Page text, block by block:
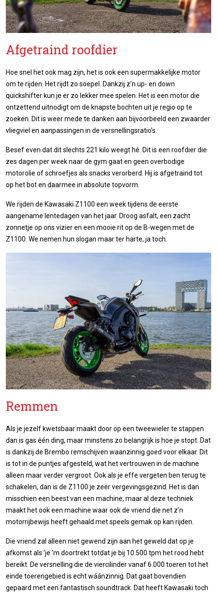
Afgetraind roofdier
Hoe snel het ook mag zijn, het is ook een supermakkelijke motor
om te rijden. Het rijdt zo soepel. Dankzij z’n up- en down
quickshifter kun je er zo lekker mee spelen. Het is een motor die
ontzettend uitnodigt om de knapste bochten uit je regio op te
zoeken. Dit is weer mede te danken aan bijvoorbeeld een zwaarder
vliegviel en aanpassingen in de versnellingsratio’s.
Besef even dat dit slechts 221 kilo weegt hé. Dit is een roofdier die
zes dagen per week naar de gym gaat en geen overbodige
motorolie of schroefjes als snacks verorberd. Hij is afgetraind tot
op het bot en daarmee in absolute topvorm.
We rijden de Kawasaki Z1100 een week tijdens de eerste
aangename lentedagen van het jaar. Droog asfalt, een zacht
zonnetje op ons vizier en een mooie rit op de B-wegen met de
Z1100. We nemen hun slogan maar ter harte, ja toch.
Remmen
Als je jezelf kwetsbaar maakt door op een tweewieler te stappen
dan is gas één ding, maar minstens zo belangrijk is hoe je stopt. Dat
is dankzij de Brembo remschijven waanzinnig goed voor elkaar. Dit
is tot in de puntjes afgesteld, wat het vertrouwen in de machine
alleen maar verder vergroot. Ook als je effe vergeten ben terug te
schakelen, dan is de Z1100 je zeer vergevingsgezind. Het is dan
misschien een beest van een machine, maar al deze techniek
maakt het ook een machine waar ook de vriend die net z’n
motorrijbewijs heeft gehaald met speels gemak op kan rijden.
Die vriend zal alleen niet gewend zijn aan het geweld dat op je
afkomst als ‘je ‘m doortrekt totdat je bij 10.500 tpm het rood hebt
bereikt. De versnelling die de viercilinder vanaf 6.000 toeren tot het
einde toerengebied is echt wáánzinnig. Dat gaat bovendien
gepaard met een fantastisch soundtrack. Dat heeft Kawasaki toch